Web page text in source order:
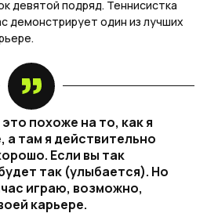
девятой подряд. Теннисистка
демонстрирует один из лучших
похоже на то, как я
а там я действительно
Если вы так
так (улыбается). Но
играю, возможно,
карьере.